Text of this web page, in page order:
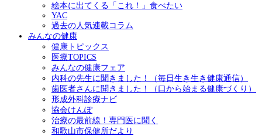
絵本に出てくる「これ！」食べたい
YAC
過去の人気連載コラム
みんなの健康
健康トピックス
医療TOPICS
みんなの健康フェア
内科の先生に聞きました！（毎日生き生き健康通信）
歯医者さんに聞きました！（口から始まる健康づくり）
形成外科診療ナビ
協会けんぽ
治療の最前線！専門医に聞く
和歌山市保健所だより